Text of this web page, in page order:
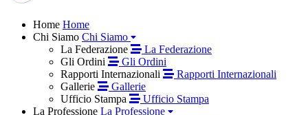
Home Home
Chi Siamo Chi Siamo
La Federazione
La Federazione
Gli Ordini
Gli Ordini
Rapporti Internazionali
Rapporti Internazionali
Gallerie
Gallerie
Ufficio Stampa
Ufficio Stampa
La Professione La Professione